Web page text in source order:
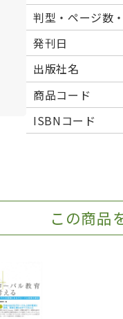
判型・ページ数
発刊日
出版社名
商品コード
ISBNコード
この商品